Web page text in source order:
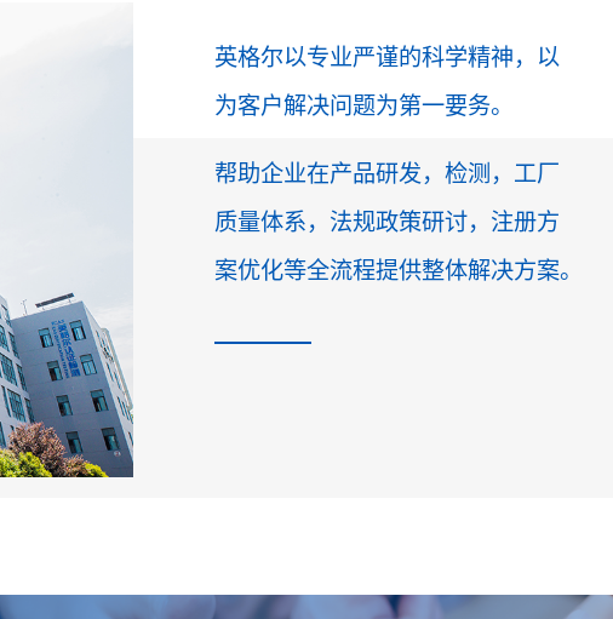
英格尔以专业严谨的科学精神，以
为客户解决问题为第一要务。
帮助企业在产品研发，检测，工厂
质量体系，法规政策研讨，注册方
案优化等全流程提供整体解决方案。